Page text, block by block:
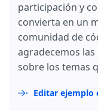
participación y
convierta en un
comunidad de
agradecemos
sobre los temas
Editar ejemplo